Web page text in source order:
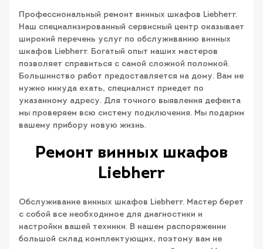
Профессиональный ремонт винных шкафов Liebherr.
Наш специализированный сервисный центр оказывает
широкий перечень услуг по обслуживанию винных
шкафов Liebherr. Богатый опыт наших мастеров
позволяет справиться с самой сложной поломкой.
Большинство работ предоставляется на дому. Вам не
нужно никуда ехать, специалист приедет по
указанному адресу. Для точного выявления дефекта
мы проверяем всю систему подключения. Мы подарим
вашему прибору новую жизнь.
Ремонт винных шкафов
Liebherr
Обслуживание винных шкафов Liebherr. Мастер берет
с собой все необходимое для диагностики и
настройки вашей техники. В нашем распоряжении
большой склад комплектующих, поэтому вам не